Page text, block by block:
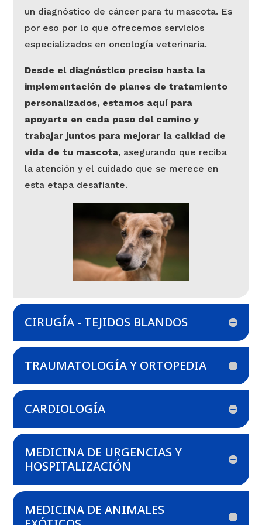
un diagnóstico de cáncer para tu mascota. Es
por eso por lo que ofrecemos servicios
especializados en oncología veterinaria.
Desde el diagnóstico preciso hasta la
implementación de planes de tratamiento
personalizados, estamos aquí para
apoyarte en cada paso del camino y
trabajar juntos para mejorar la calidad de
vida de tu mascota, asegurando que reciba
la atención y el cuidado que se merece en
esta etapa desafiante.
CIRUGÍA - TEJIDOS BLANDOS
TRAUMATOLOGÍA Y ORTOPEDIA
CARDIOLOGÍA
MEDICINA DE URGENCIAS Y
HOSPITALIZACIÓN
MEDICINA DE ANIMALES